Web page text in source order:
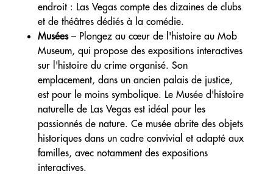
endroit : Las Vegas compte des dizaines de clubs
et de théâtres dédiés à la comédie.
Musées– Plongez au cœur de l'histoire au Mob
Museum, qui propose des expositions interactives
sur l'histoire du crime organisé. Son
emplacement, dans un ancien palais de justice,
est pour le moins symbolique. Le Musée d'histoire
naturelle de Las Vegas est idéal pour les
passionnés de nature. Ce musée abrite des objets
historiques dans un cadre convivial et adapté aux
familles, avec notamment des expositions
interactives.